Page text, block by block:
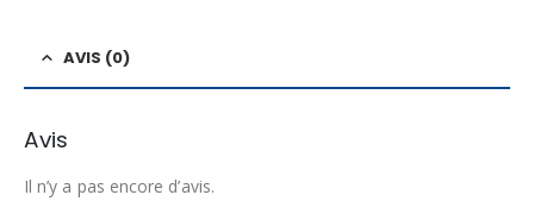
AVIS (0)
Avis
Il n’y a pas encore d’avis.